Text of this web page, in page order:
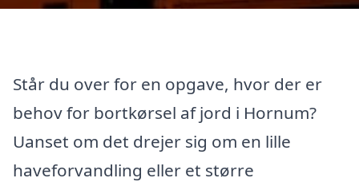
Står du over for en opgave, hvor der er
behov for bortkørsel af jord i Hornum?
Uanset om det drejer sig om en lille
haveforvandling eller et større